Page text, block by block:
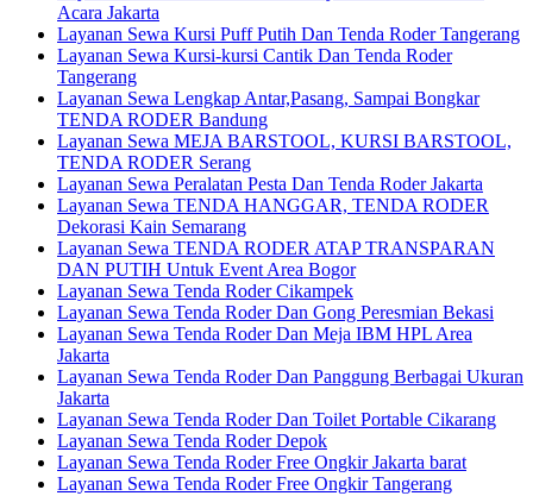
Acara Jakarta
Layanan Sewa Kursi Puff Putih Dan Tenda Roder Tangerang
Layanan Sewa Kursi-kursi Cantik Dan Tenda Roder
Tangerang
Layanan Sewa Lengkap Antar,Pasang, Sampai Bongkar
TENDA RODER Bandung
Layanan Sewa MEJA BARSTOOL, KURSI BARSTOOL,
TENDA RODER Serang
Layanan Sewa Peralatan Pesta Dan Tenda Roder Jakarta
Layanan Sewa TENDA HANGGAR, TENDA RODER
Dekorasi Kain Semarang
Layanan Sewa TENDA RODER ATAP TRANSPARAN
DAN PUTIH Untuk Event Area Bogor
Layanan Sewa Tenda Roder Cikampek
Layanan Sewa Tenda Roder Dan Gong Peresmian Bekasi
Layanan Sewa Tenda Roder Dan Meja IBM HPL Area
Jakarta
Layanan Sewa Tenda Roder Dan Panggung Berbagai Ukuran
Jakarta
Layanan Sewa Tenda Roder Dan Toilet Portable Cikarang
Layanan Sewa Tenda Roder Depok
Layanan Sewa Tenda Roder Free Ongkir Jakarta barat
Layanan Sewa Tenda Roder Free Ongkir Tangerang